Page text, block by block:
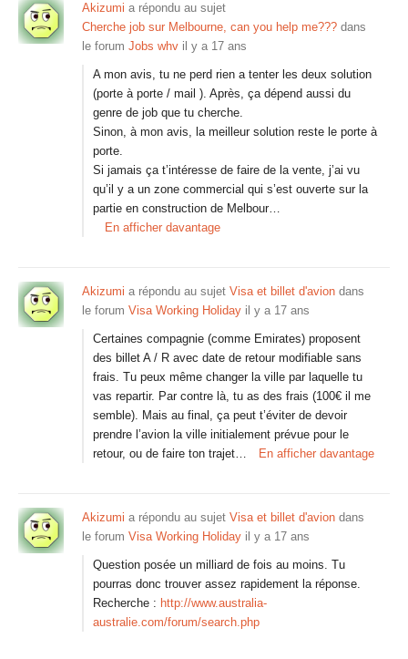
Akizumi a répondu au sujet
Cherche job sur Melbourne, can you help me??? dans
le forum Jobs whv il y a 17 ans
A mon avis, tu ne perd rien a tenter les deux solution
(porte à porte / mail ). Après, ça dépend aussi du
genre de job que tu cherche.
Sinon, à mon avis, la meilleur solution reste le porte à
porte.
Si jamais ça t’intéresse de faire de la vente, j’ai vu
qu’il y a un zone commercial qui s’est ouverte sur la
partie en construction de Melbour…
En afficher davantage
Akizumi a répondu au sujet Visa et billet d'avion dans
le forum Visa Working Holiday il y a 17 ans
Certaines compagnie (comme Emirates) proposent
des billet A / R avec date de retour modifiable sans
frais. Tu peux même changer la ville par laquelle tu
vas repartir. Par contre là, tu as des frais (100€ il me
semble). Mais au final, ça peut t’éviter de devoir
prendre l’avion la ville initialement prévue pour le
retour, ou de faire ton trajet…
En afficher davantage
Akizumi a répondu au sujet Visa et billet d'avion dans
le forum Visa Working Holiday il y a 17 ans
Question posée un milliard de fois au moins. Tu
pourras donc trouver assez rapidement la réponse.
Recherche : http://www.australia-
australie.com/forum/search.php